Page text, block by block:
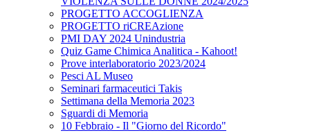
PROGETTO ACCOGLIENZA
PROGETTO riCREAzione
PMI DAY 2024 Unindustria
Quiz Game Chimica Analitica - Kahoot!
Prove interlaboratorio 2023/2024
Pesci AL Museo
Seminari farmaceutici Takis
Settimana della Memoria 2023
Sguardi di Memoria
10 Febbraio - Il "Giorno del Ricordo"